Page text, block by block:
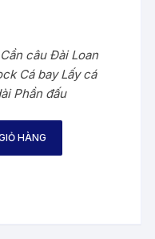
câu Đài Loan
Cá bay Lấy cá
Phần đấu
HÀNG